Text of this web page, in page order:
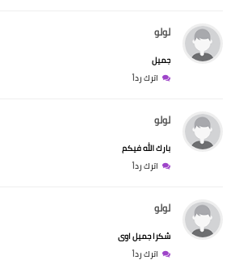
لولو
جميل
اترك رداً
لولو
بارك الله فيكم
اترك رداً
لولو
شكرا جميل اوى
اترك رداً